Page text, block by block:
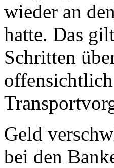
wieder an
hatte. Das
Schritten
Geld
bei den